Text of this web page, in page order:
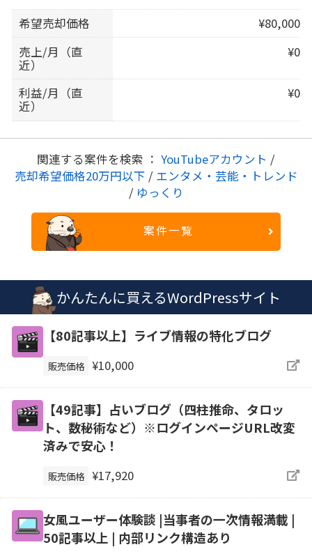
希望売却価格
¥80,000
売上/月（直
近）
¥0
利益/月（直
近）
¥0
関連する案件を検索 ： YouTubeアカウント /
売却希望価格20万円以下 / エンタメ・芸能・トレンド
/ ゆっくり
案件一覧
かんたんに買えるWordPressサイト
【80記事以上】ライブ情報の特化ブログ
販売価格 ¥10,000
【49記事】占いブログ（四柱推命、タロッ
ト、数秘術など）※ログインページURL改変
済みで安心！
販売価格 ¥17,920
女風ユーザー体験談 |当事者の一次情報満載 |
50記事以上 | 内部リンク構造あり